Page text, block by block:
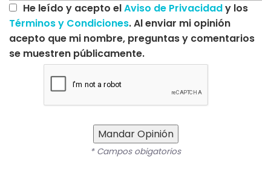
He leído y acepto elAviso de Privacidady los
Términos y Condiciones. Al enviar mi opinión
acepto que mi nombre, preguntas y comentarios
se muestren públicamente.
Mandar Opinión
* Campos obigatorios